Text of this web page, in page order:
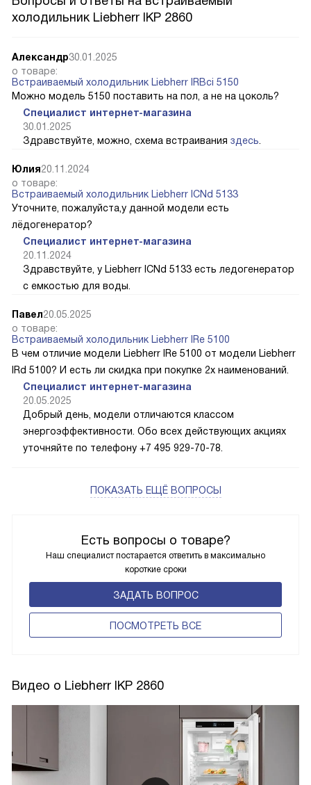
холодильник Liebherr IKP 2860
Есть вопросы о товаре?
Наш специалист постарается ответить в максимально
короткие сроки
ЗАДАТЬ ВОПРОС
ПОCМОТРЕТЬ ВСЕ
Александр30.01.2025
о товаре:
Встраиваемый холодильник Liebherr IRBci 5150
Можно модель 5150 поставить на пол, а не на цоколь?
Специалист интернет-магазина
30.01.2025
Здравствуйте, можно, схема встраивания здесь
Юлия20.11.2024
о товаре:
Встраиваемый холодильник Liebherr ICNd 5133
Уточните, пожалуйста,у данной модели есть
лёдогенератор?
Специалист интернет-магазина
20.11.2024
Здравствуйте, у Liebherr ICNd 5133 есть ледогенератор
с емкостью для воды.
Павел20.05.2025
о товаре:
Встраиваемый холодильник Liebherr IRe 5100
В чем отличие модели Liebherr IRe 5100 от модели Liebherr
IRd 5100? И есть ли скидка при покупке 2х наименований.
Специалист интернет-магазина
20.05.2025
Добрый день, модели отличаются классом
энергоэффективности. Обо всех действующих акциях
уточняйте по телефону +7 495 929-70-78.
ПОКАЗАТЬ ЕЩЁ ВОПРОСЫ
Видео о Liebherr IKP 2860